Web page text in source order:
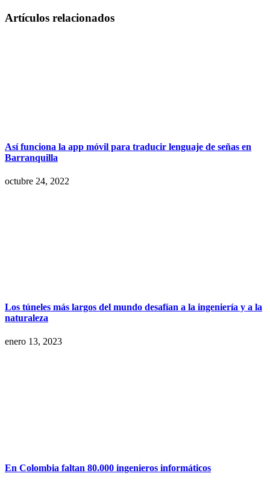
Artículos relacionados
Así funciona la app móvil para traducir lenguaje de señas en
Barranquilla
octubre 24, 2022
Los túneles más largos del mundo desafían a la ingeniería y a la
naturaleza
enero 13, 2023
En Colombia faltan 80.000 ingenieros informáticos